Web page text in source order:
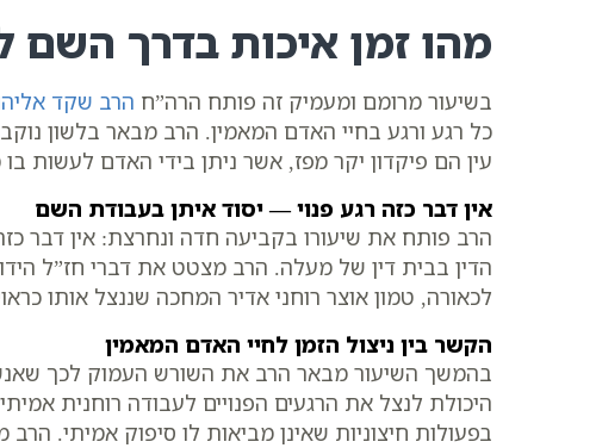
מהו זמן איכות בדרך השם
בשיעור מרומם ומעמיק זה פותח הרה”ח הרב שקד
כל רגע ורגע בחיי האדם המאמין. הרב מבאר בלשון
עין הם פיקדון יקר מפז, אשר ניתן בידי האדם לעשות
אין דבר כזה רגע פנוי — יסוד איתן בעבודת השם
הרב פותח את שיעורו בקביעה חדה ונחרצת: אין דבר
הדין בבית דין של מעלה. הרב מצטט את דברי חז”ל
לכאורה, טמון אוצר רוחני אדיר המחכה שננצל אותו
הקשר בין ניצול הזמן לחיי האדם המאמין
בהמשך השיעור מבאר הרב את השורש העמוק לכך
היכולת לנצל את הרגעים הפנויים לעבודה רוחנית
בפעולות חיצוניות שאינן מביאות לו סיפוק אמיתי.